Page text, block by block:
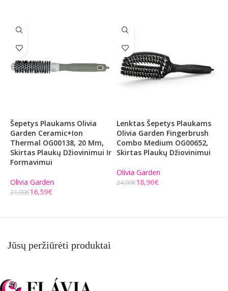
Šepetys Plaukams Olivia
Garden Ceramic+Ion
Thermal OG00138, 20 Mm,
Skirtas Plaukų Džiovinimui Ir
Formavimui
Olivia Garden
21,00€16,59€
Lenktas Šepetys Plaukams
Olivia Garden Fingerbrush
Combo Medium OG00652,
Skirtas Plaukų Džiovinimui
Olivia Garden
24,00€18,96€
Jūsų peržiūrėti produktai